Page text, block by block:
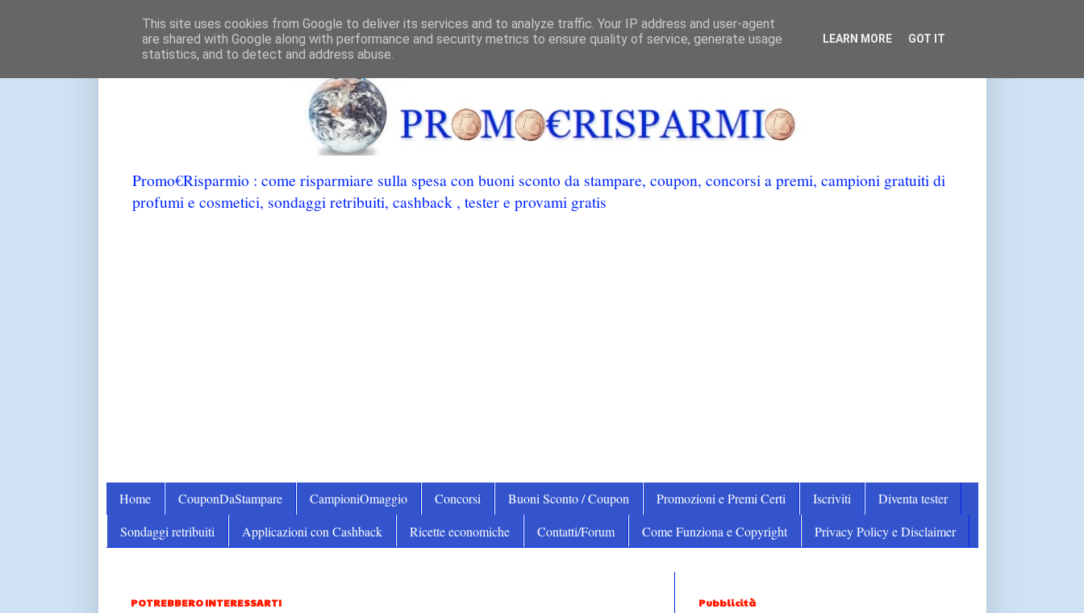
Promo€Risparmio : come risparmiare sulla spesa con buoni sconto da stampare, coupon, concorsi a premi, campioni gratuiti di
profumi e cosmetici, sondaggi retribuiti, cashback , tester e provami gratis
Home CouponDaStampare CampioniOmaggio Concorsi Buoni Sconto / Coupon Promozioni e Premi Certi Iscriviti
Diventa tester
Sondaggi retribuiti
Applicazioni con Cashback Ricette economiche Contatti/Forum Come Funziona e Copyright Privacy Policy e Disclaimer
POTREBBERO INTERESSARTI Pubblicità
This site uses cookies from Google to deliver its services and to analyze traffic. Your IP address and user-agent
are shared with Google along with performance and security metrics to ensure quality of service, generate usage
statistics, and to detect and address abuse.
LEARN MORE GOT IT